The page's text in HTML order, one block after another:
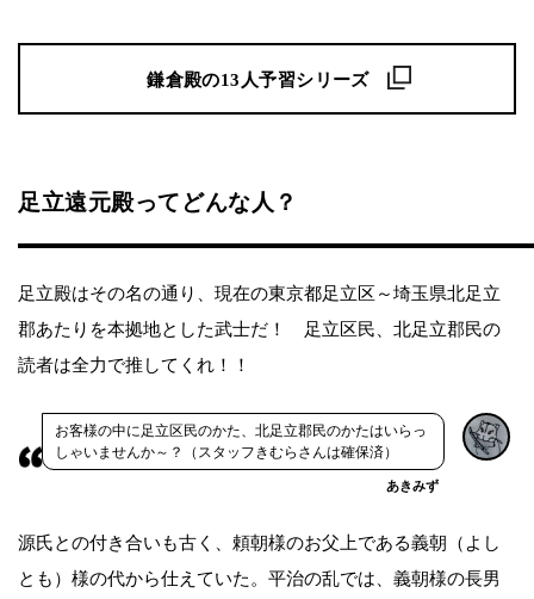
鎌倉殿の13人予習シリーズ
足立遠元殿ってどんな人？
足立殿はその名の通り、現在の東京都足立区～埼玉県北足立
郡あたりを本拠地とした武士だ！ 足立区民、北足立郡民の
読者は全力で推してくれ！！
お客様の中に足立区民のかた、北足立郡民のかたはいらっ
しゃいませんか～？（スタッフきむらさんは確保済）
あきみず
源氏との付き合いも古く、頼朝様のお父上である義朝（よし
とも）様の代から仕えていた。平治の乱では、義朝様の長男